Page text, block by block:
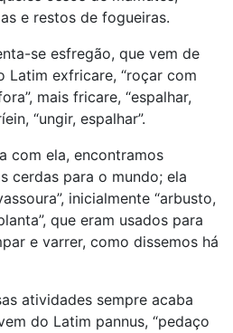
e restos de fogueiras.
se esfregão, que vem de
Latim exfricare, “roçar com
mais fricare, “espalhar,
“ungir, espalhar”.
com ela, encontramos
cerdas para o mundo; ela
inicialmente “arbusto,
que eram usados para
e varrer, como dissemos há
atividades sempre acaba
do Latim pannus, “pedaço